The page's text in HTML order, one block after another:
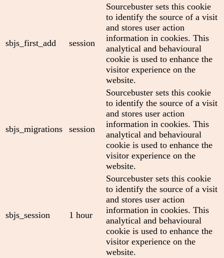
sbjs_first_add session
Sourcebuster sets this cookie
to identify the source of a visit
and stores user action
information in cookies. This
analytical and behavioural
cookie is used to enhance the
visitor experience on the
website.
sbjs_migrations session
Sourcebuster sets this cookie
to identify the source of a visit
and stores user action
information in cookies. This
analytical and behavioural
cookie is used to enhance the
visitor experience on the
website.
sbjs_session 1 hour
Sourcebuster sets this cookie
to identify the source of a visit
and stores user action
information in cookies. This
analytical and behavioural
cookie is used to enhance the
visitor experience on the
website.